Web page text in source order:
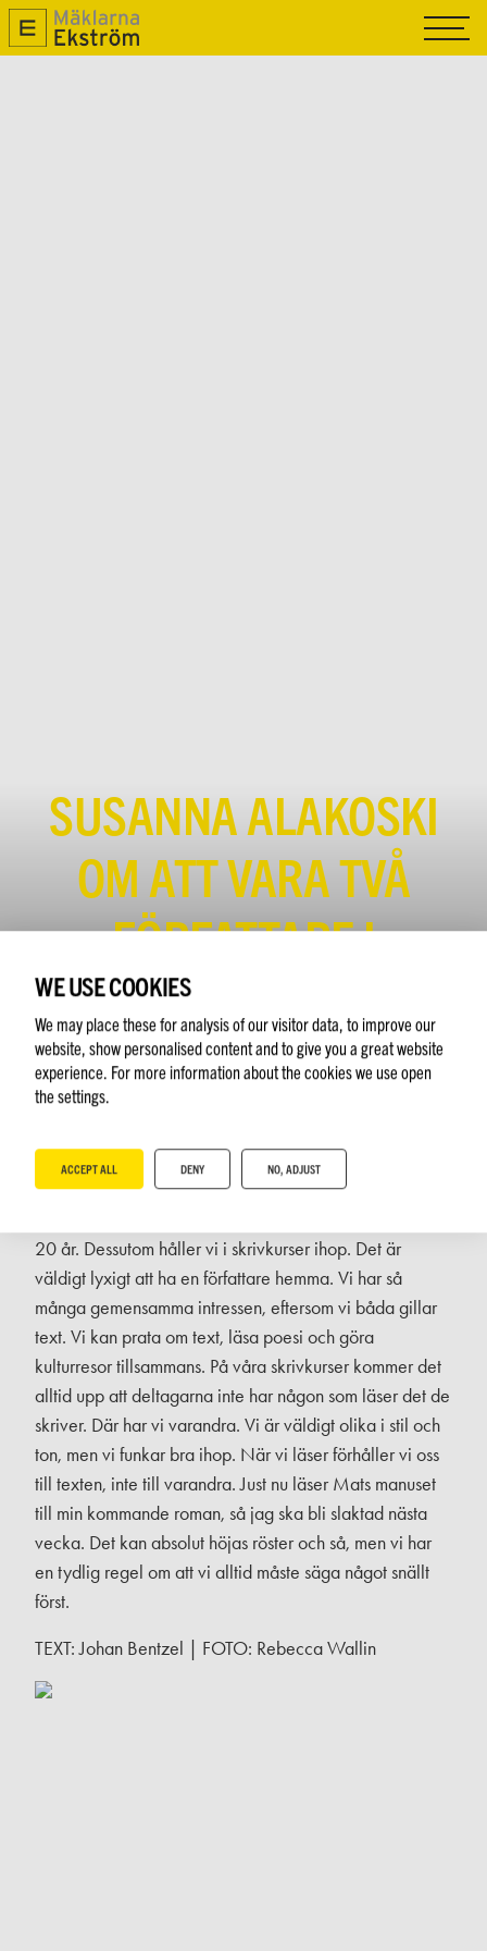
TILL SALU
SUSANNA ALAKOSKI
OM ATT VARA TVÅ
FÖRFATTARE I
FAMILJEN:
– Jag och Mats Söderlund har levt ihop i 40 år snart,
20 år. Dessutom håller vi i skrivkurser ihop. Det är
väldigt lyxigt att ha en författare hemma. Vi har så
många gemensamma intressen, eftersom vi båda gillar
text. Vi kan prata om text, läsa poesi och göra
kulturresor tillsammans. På våra skrivkurser kommer det
alltid upp att deltagarna inte har någon som läser det de
skriver. Där har vi varandra. Vi är väldigt olika i stil och
ton, men vi funkar bra ihop. När vi läser förhåller vi oss
till texten, inte till varandra. Just nu läser Mats manuset
till min kommande roman, så jag ska bli slaktad nästa
vecka. Det kan absolut höjas röster och så, men vi har
en tydlig regel om att vi alltid måste säga något snällt
först.
TEXT: Johan Bentzel | FOTO: Rebecca Wallin
WE USE COOKIES
We may place these for analysis of our visitor data, to improve our
website, show personalised content and to give you a great website
experience. For more information about the cookies we use open
the settings.
ACCEPT ALL DENY NO, ADJUST